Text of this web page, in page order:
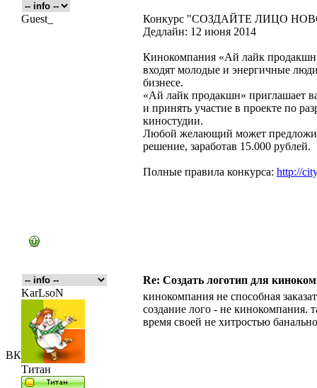
ВК
Guest_
Конкурс "СОЗДАЙТЕ ЛИЦО
Дедлайн: 12 июня 2014
Кинокомпания «Ай лайк
входят молодые и энергичные
бизнесе.
«Ай лайк продакшн» приглашает
и принять участие в проекте по
киностудии.
Любой желающий может
решение, заработав 15.000 рублей.
Полные правила конкурса: http://
Re: Создать логотип для
KarLsoN
Титан
кинокомпания не способная
создание лого - не кинокомпания.
время своей не хитростью